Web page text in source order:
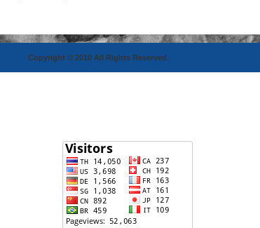
Copyright © 2010 All Rights Reserved.